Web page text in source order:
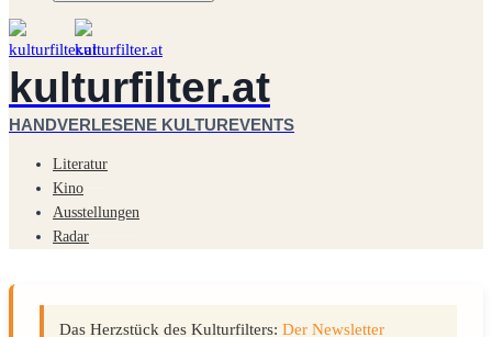
kulturfilter.at
HANDVERLESENE KULTUREVENTS
Literatur
Kino
Ausstellungen
Radar
Das Herzstück des Kulturfilters: Der Newsletter